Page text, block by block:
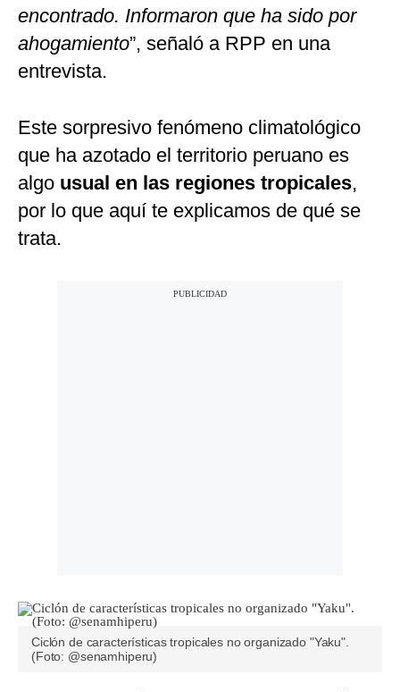
encontrado. Informaron que ha sido por
ahogamiento”, señaló a RPP en una
entrevista.
Este sorpresivo fenómeno climatológico
que ha azotado el territorio peruano es
algo usual en las regiones tropicales,
por lo que aquí te explicamos de qué se
trata.
Ciclón de características tropicales no organizado "Yaku".
(Foto: @senamhiperu)